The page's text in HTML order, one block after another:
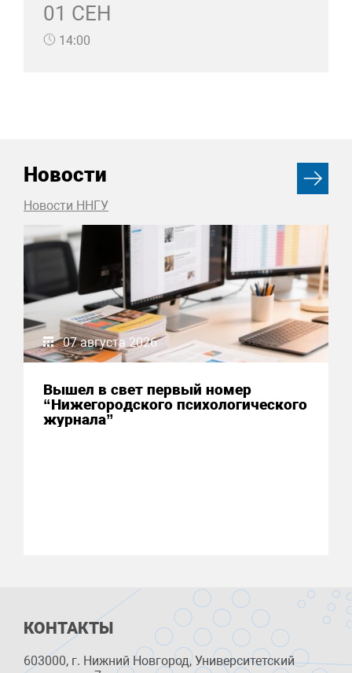
01 СЕН
14:00
Новости
Новости ННГУ
07 августа 2026
Вышел в свет первый номер
“Нижегородского психологического
журнала”
КОНТАКТЫ
603000, г. Нижний Новгород, Университетский